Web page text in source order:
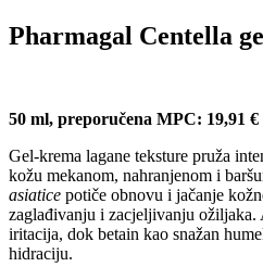
Pharmagal Centella
50 ml, preporučena MPC: 19,91 €
Gel-krema lagane teksture pruža
kožu mekanom, nahranjenom i
asiatice potiče obnovu i jačanje
zaglađivanju i zacjeljivanju ožiljaka.
iritacija, dok betain kao snažan
hidraciju.